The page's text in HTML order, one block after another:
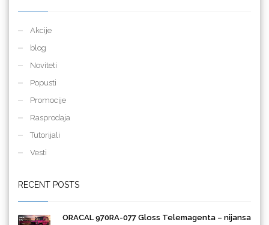
Akcije
blog
Noviteti
Popusti
Promocije
Rasprodaja
Tutorijali
Vesti
RECENT POSTS
ORACAL 970RA-077 Gloss Telemagenta – nijansa